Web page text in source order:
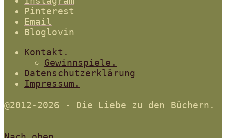
Pinterest
Email
Bloglovin
Kontakt.
Gewinnspiele.
Datenschutzerklärung
Impressum.
@2012-2026 - Die Liebe zu den Büchern.